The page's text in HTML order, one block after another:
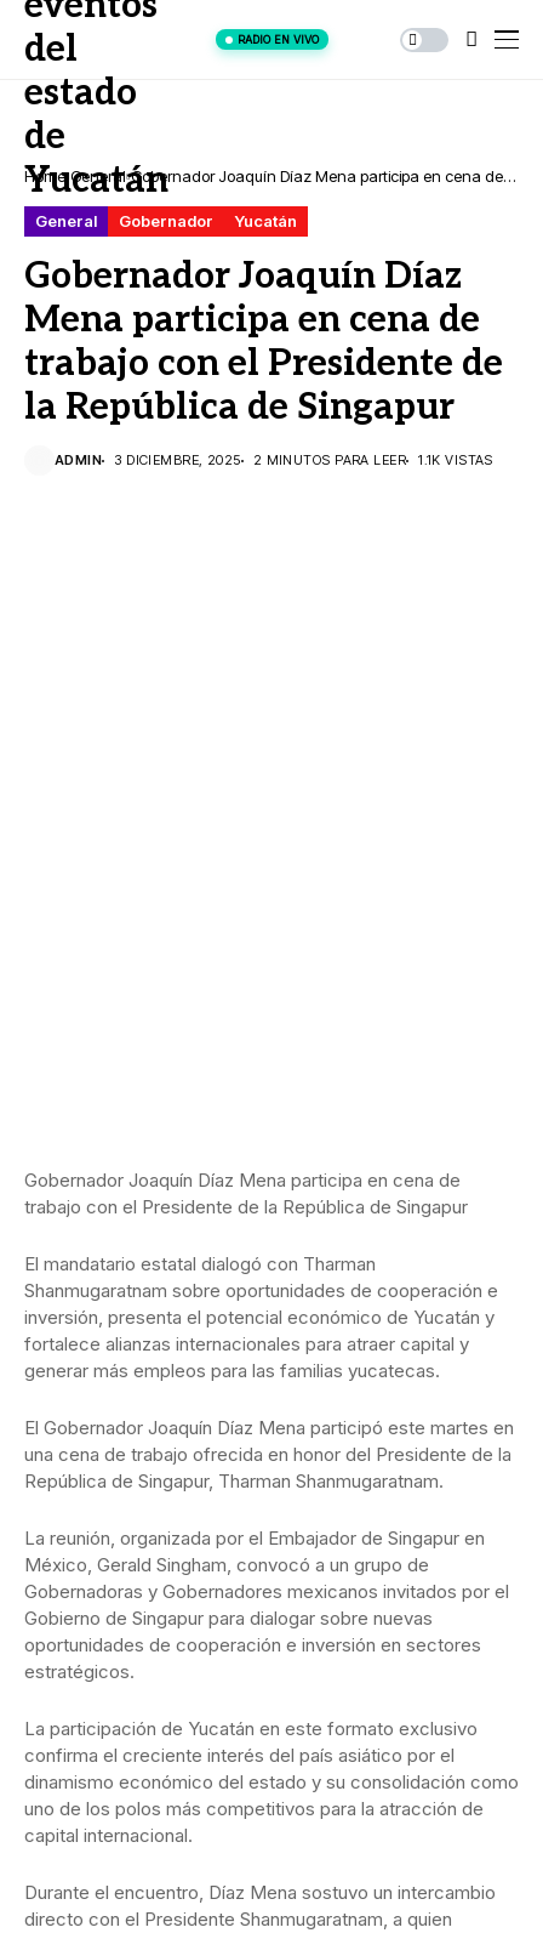
RADIO EN VIVO
Home General Gobernador Joaquín Díaz Mena participa en cena de
General
Gobernador Yucatán
Gobernador Joaquín Díaz
Mena participa en cena de
trabajo con el Presidente de
la República de Singapur
ADMIN 3 DICIEMBRE, 2025 2 MINUTOS PARA LEER 1.1K VISTAS
Gobernador Joaquín Díaz Mena participa en cena de
trabajo con el Presidente de la República de Singapur
El mandatario estatal dialogó con Tharman
Shanmugaratnam sobre oportunidades de cooperación e
inversión, presenta el potencial económico de Yucatán y
fortalece alianzas internacionales para atraer capital y
generar más empleos para las familias yucatecas.
El Gobernador Joaquín Díaz Mena participó este martes en
una cena de trabajo ofrecida en honor del Presidente de la
República de Singapur, Tharman Shanmugaratnam.
La reunión, organizada por el Embajador de Singapur en
México, Gerald Singham, convocó a un grupo de
Gobernadoras y Gobernadores mexicanos invitados por el
Gobierno de Singapur para dialogar sobre nuevas
oportunidades de cooperación e inversión en sectores
estratégicos.
La participación de Yucatán en este formato exclusivo
confirma el creciente interés del país asiático por el
dinamismo económico del estado y su consolidación como
uno de los polos más competitivos para la atracción de
capital internacional.
Durante el encuentro, Díaz Mena sostuvo un intercambio
directo con el Presidente Shanmugaratnam, a quien